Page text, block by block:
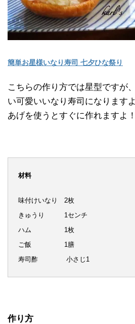
簡単お星様いなり寿司 七夕ひな祭り
こちらの作り方では星型ですが
い可愛いいなり寿司になります
あげを使うとすぐに作れますよ！
材料
味付けいなり 2枚
きゅうり 1センチ
ハム 1枚
ご飯 1膳
寿司酢 小さじ1
作り方